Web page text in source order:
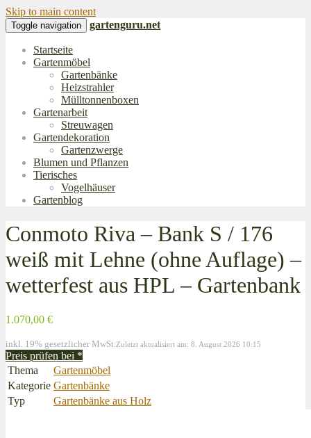
Skip to main content
Toggle navigation gartenguru.net
Startseite
Gartenmöbel
Gartenbänke
Heizstrahler
Mülltonnenboxen
Gartenarbeit
Streuwagen
Gartendekoration
Gartenzwerge
Blumen und Pflanzen
Tierisches
Vogelhäuser
Gartenblog
Conmoto Riva – Bank S / 176
weiß mit Lehne (ohne Auflage) –
wetterfest aus HPL – Gartenbank
1.070,00 €
inkl. 19% gesetzlicher MwSt. Zuletzt aktualisiert am: 8. August 2026 10:15
Preis prüfen bei *
Thema
Gartenmöbel
Kategorie Gartenbänke
Typ
Gartenbänke aus Holz